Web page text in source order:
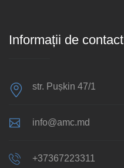
Informații de contact
str. Pușkin 47/1
info@amc.md
+37367223311